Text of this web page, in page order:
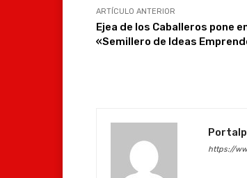
ARTÍCULO ANTERIOR
Ejea de los Caballeros pone
«Semillero de Ideas
https://